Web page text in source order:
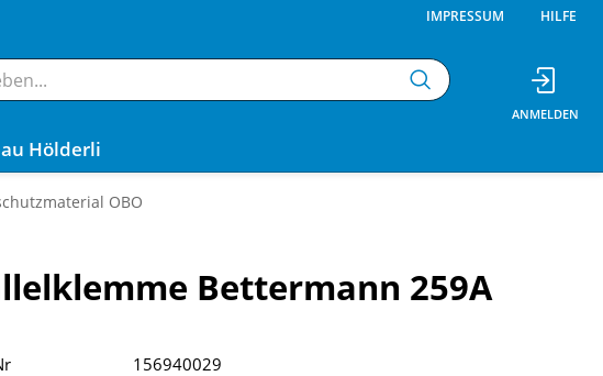
IMPRESSUM HILFE
Hölderli
OBO
Bettermann 259A
156940029